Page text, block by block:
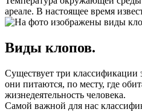
ареале. В настоящее время
Виды клопов.
Существует три классификации
они питаются, по месту, где
жизнедеятельность человека.
Самой важной для нас